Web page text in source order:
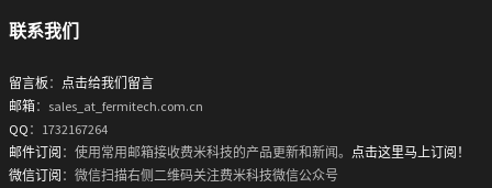
联系我们
留言板 ： 点击给我们留言
邮箱：sales_at_fermitech.com.cn
QQ ：1732167264
邮件订阅 ：使用常用邮箱接收费米科技的产品更新和新闻。 点击这里马上订阅！
微信订阅 ：微信扫描右侧二维码关注费米科技微信公众号